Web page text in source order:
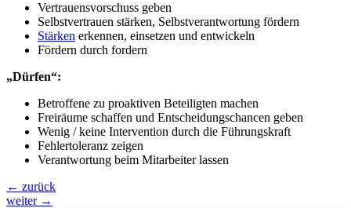
Vertrauensvorschuss geben
Selbstvertrauen stärken, Selbstverantwortung fördern
Stärken erkennen, einsetzen und entwickeln
Fördern durch fordern
„Dürfen“:
Betroffene zu proaktiven Beteiligten machen
Freiräume schaffen und Entscheidungschancen geben
Wenig / keine Intervention durch die Führungskraft
Fehlertoleranz zeigen
Verantwortung beim Mitarbeiter lassen
← zurück
weiter →